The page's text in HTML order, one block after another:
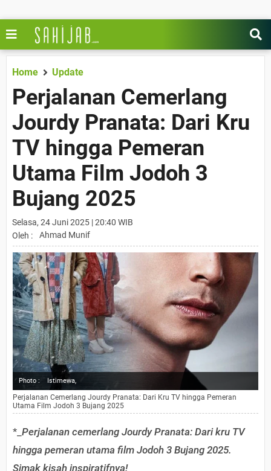
Home Update
Perjalanan Cemerlang
Jourdy Pranata: Dari Kru
TV hingga Pemeran
Utama Film Jodoh 3
Bujang 2025
Selasa, 24 Juni 2025 | 20:40 WIB
Oleh :
Ahmad Munif
Photo : Istimewa,
Perjalanan Cemerlang Jourdy Pranata: Dari Kru TV hingga Pemeran
Utama Film Jodoh 3 Bujang 2025
*_ Perjalanan cemerlang Jourdy Pranata: Dari kru TV
hingga pemeran utama film Jodoh 3 Bujang 2025.
Simak kisah inspiratifnya!